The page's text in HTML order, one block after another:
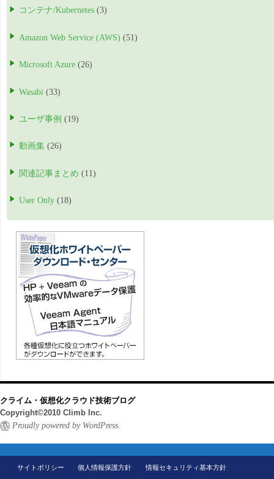
コンテナ/Kubernetes (3)
Amazon Web Service (AWS) (51)
Microsoft Azure (26)
Wasabi (33)
ユーザ事例 (19)
動画集 (26)
関連記事まとめ (11)
User Only (18)
クライム・仮想化クラウド技術ブログ
Copyright©2010 Climb Inc.
Proudly powered by WordPress.
サイトポリシー 個人情報保護方針 情報セキュリティ基本方針